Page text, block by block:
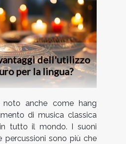
dell'utilizzo
per la lingua?
noto anche come hang
di musica classica
tutto il mondo. I suoni
percussioni sono più che